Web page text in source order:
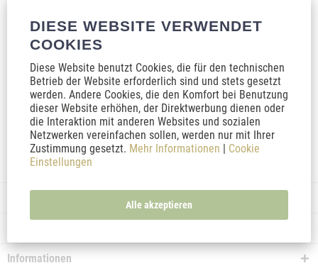
Vorratsgröße erhältlich. Biologische und nachhaltigeHerstellung.
Inhalt10 Milliliter (5.995,00 € * / 1000 Milliliter)
59,95 € * 119,90 € *
In den Warenkorb
Merken
Informationen
DIESE WEBSITE VERWENDET
COOKIES
Diese Website benutzt Cookies, die für den technischen
Betrieb der Website erforderlich sind und stets gesetzt
werden. Andere Cookies, die den Komfort bei Benutzung
dieser Website erhöhen, der Direktwerbung dienen oder
die Interaktion mit anderen Websites und sozialen
Netzwerken vereinfachen sollen, werden nur mit Ihrer
Zustimmung gesetzt. Mehr Informationen | Cookie
Einstellungen
Alle akzeptieren